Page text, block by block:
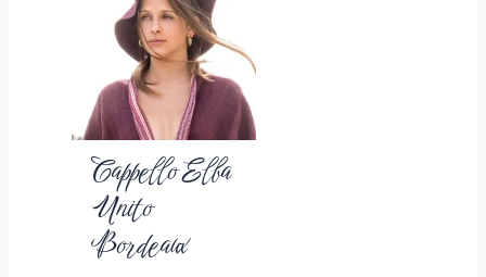
Cappello Elba
Unito
Bordeaux